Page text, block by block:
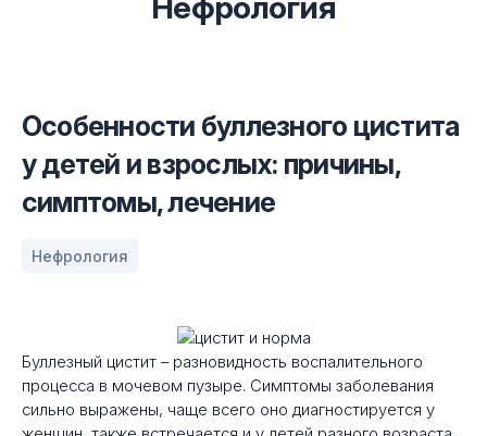
Особенности буллезного цистита
у детей и взрослых: причины,
симптомы, лечение
Нефрология
Буллезный цистит – разновидность воспалительного
процесса в мочевом пузыре. Симптомы заболевания
сильно выражены, чаще всего оно диагностируется у